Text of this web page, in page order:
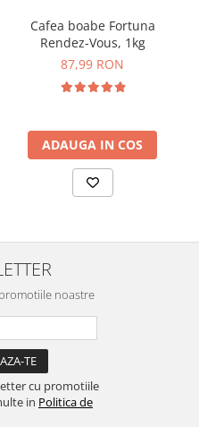
Cafea boabe Fortuna
Rendez-Vous, 1kg
87,99 RON
ADAUGA IN COS
noastre
cu promotiile
in Politica de